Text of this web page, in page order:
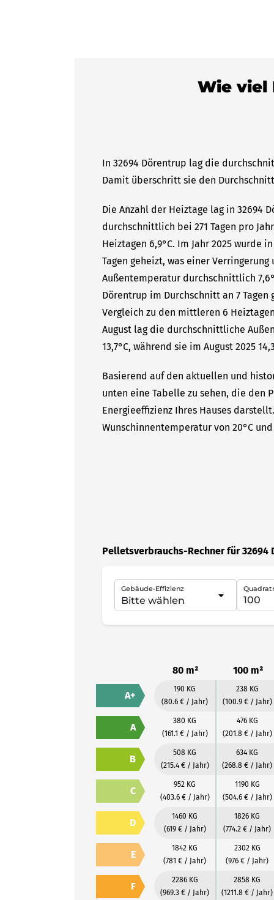
Wie viel
In 32694 Dörentrup lag die
Damit überschritt sie den
Die Anzahl der Heiztage lag in 32694
durchschnittlich bei 271 Tagen pro
Heiztagen 6,9°C. Im Jahr 2025 wurde
Tagen geheizt, was einer
Außentemperatur durchschnittlich
Dörentrup im Durchschnitt an 7 Tagen
Vergleich zu den mittleren 6
August lag die durchschnittliche
13,7°C, während sie im August 2025
Basierend auf den aktuellen und
unten eine Tabelle zu sehen, die den
Energieeffizienz Ihres Hauses
Wunschinnentemperatur von 20°C
Pelletsverbrauchs-Rechner für 32694
Gebäude-Effizienz
80 m² 100 m²
A+
190 KG
(80.6 € / Jahr)
238 KG
(100.9 € / Jahr)
A
380 KG
(161.1 € / Jahr)
476 KG
(201.8 € / Jahr)
B
508 KG
(215.4 € / Jahr)
634 KG
(268.8 € / Jahr)
C
952 KG
(403.6 € / Jahr)
1190 KG
(504.6 € / Jahr)
D
1460 KG
(619 € / Jahr)
1826 KG
(774.2 € / Jahr)
E
1842 KG
(781 € / Jahr)
2302 KG
(976 € / Jahr)
F
2286 KG
(969.3 € / Jahr)
2858 KG
(1211.8 € / Jahr)